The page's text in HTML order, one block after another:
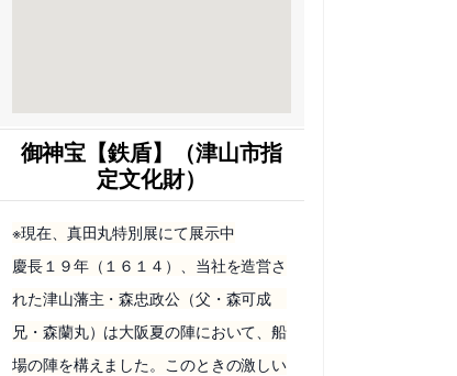
御神宝【鉄盾】（津山市指
定文化財）
※現在、真田丸特別展にて展示中
慶長１９年（１６１４）、当社を造営さ
れた津山藩主・森忠政公（父・森可成
兄・森蘭丸）は大阪夏の陣において、船
場の陣を構えました。このときの激しい